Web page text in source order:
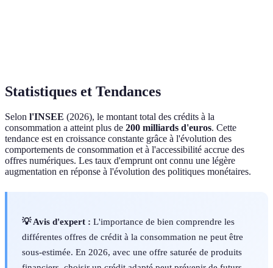
Statistiques et Tendances
Selon l'INSEE (2026), le montant total des crédits à la
consommation a atteint plus de 200 milliards d'euros. Cette
tendance est en croissance constante grâce à l'évolution des
comportements de consommation et à l'accessibilité accrue des
offres numériques. Les taux d'emprunt ont connu une légère
augmentation en réponse à l'évolution des politiques monétaires.
💡 Avis d'expert : L'importance de bien comprendre les
différentes offres de crédit à la consommation ne peut être
sous-estimée. En 2026, avec une offre saturée de produits